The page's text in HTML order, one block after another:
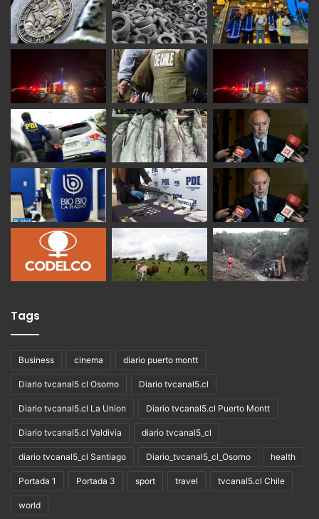
Tags
Business cinema diario puerto montt
Diario tvcanal5 cl Osorno Diario tvcanal5.cl
Diario tvcanal5.cl La Union Diario tvcanal5.cl Puerto Montt
Diario tvcanal5.cl Valdivia diario tvcanal5_cl
diario tvcanal5_cl Santiago Diario_tvcanal5_cl_Osorno health
Portada 1 Portada 3 sport travel tvcanal5.cl Chile
world